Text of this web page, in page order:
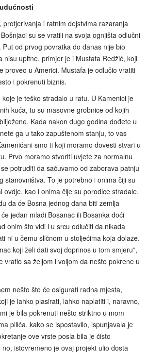
protjerivanja i ratnim dejstvima razaranja
su se vratili na svoja ognjišta odlučni
od prvog povratka do danas nije bio
nisu upitne, primjer je i Mustafa Redžić, koji
proveo u Americi. Mustafa je odlučio vratiti
i pokrenuti biznis.
koje je teško stradalo u ratu. U Kamenici je
kuća, tu su masovne grobnice od kojih
Kada nakon dugo godina dođete u
ga u tako zapuštenom stanju, to vas
smo ti koji moramo dovesti stvari u
Prvo moramo stvoriti uvjete za normalnu
potruditi da sačuvamo od zaborava patnju
stanovništva. To je potrebno i onima čiji su
ovdje, kao i onima čije su porodice stradale.
da će Bosna jednog dana biti zemlja
jedan mladi Bosanac ili Bosanka doći
onim što vidi i u srcu odlučiti da nikada
ni u čemu sličnom u stoljećima koja dolaze.
koji želi dati svoj doprinos u tom smjeru”,
vratio sa željom i voljom da nešto pokrene u
nešto što će osigurati radna mjesta,
je lahko plasirati, lahko naplatiti i, naravno,
je bila pokrenuti nešto striktno u mom
pilića, kako se ispostavilo, ispunjavala je
ove vrste posla bila je čisto
istovremeno je ovaj projekt ulio dosta